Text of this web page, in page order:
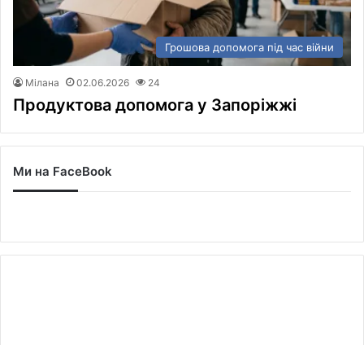
Грошова допомога під час війни
Мілана 02.06.2026 24
Продуктова допомога у Запоріжжі
Ми на FaceBook